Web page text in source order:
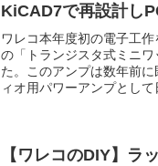
KiCAD7で再設計し
ワレコ本年度初の電子工
の「トランジスタ式ミニ
た。このアンプは数年前
ィオ用パワーアンプとして
【ワレコのDIY】ラ